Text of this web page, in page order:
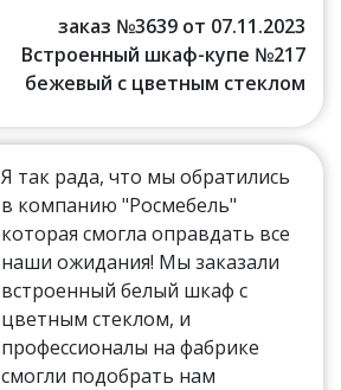
заказ №3639 от 07.11.2023
Встроенный шкаф-купе №217
бежевый с цветным стеклом
Я так рада, что мы обратились
в компанию "Росмебель"
которая смогла оправдать все
наши ожидания! Мы заказали
встроенный белый шкаф с
цветным стеклом, и
профессионалы на фабрике
смогли подобрать нам